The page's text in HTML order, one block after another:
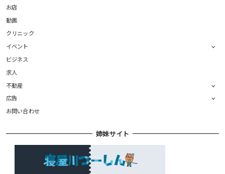
お店
動画
クリニック
イベント
ビジネス
求人
不動産
広告
お問い合わせ
姉妹サイト